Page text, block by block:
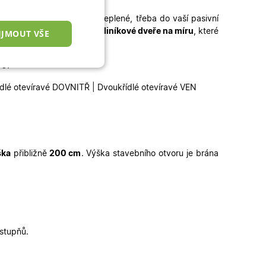
dveře lépe zateplené, třeba do vaší pasivní
míru, popřípadě kvalitní hliníkové dveře na míru, které
:
otevíravé DOVNITŘ | Dvoukřídlé otevíravé VEN
přibližně200 cm .Výška stavebního otvoru je brána
VŠE
cookies
která mají